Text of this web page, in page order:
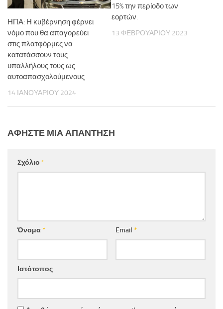
ΗΠΑ: Η κυβέρνηση φέρνει
νόμο που θα απαγορεύει
στις πλατφόρμες να
κατατάσσουν τους
υπαλλήλους τους ως
αυτοαπασχολούμενους
14 ΙΑΝΟΥΑΡΊΟΥ 2024
15% την περίοδο των
εορτών.
13 ΦΕΒΡΟΥΑΡΊΟΥ 2023
ΑΦΉΣΤΕ ΜΙΑ ΑΠΆΝΤΗΣΗ
Σχόλιο *
Όνομα* Email *
Ιστότοπος